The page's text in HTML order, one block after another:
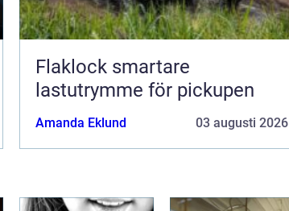
Flaklock smartare
lastutrymme för pickupen
Amanda Eklund 03 augusti 2026